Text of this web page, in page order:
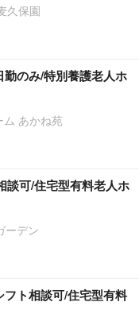
久保園
勤のみ/特別養護老人ホ
ム あかね苑
談可/住宅型有料老人ホ
ーデン
フト相談可/住宅型有料